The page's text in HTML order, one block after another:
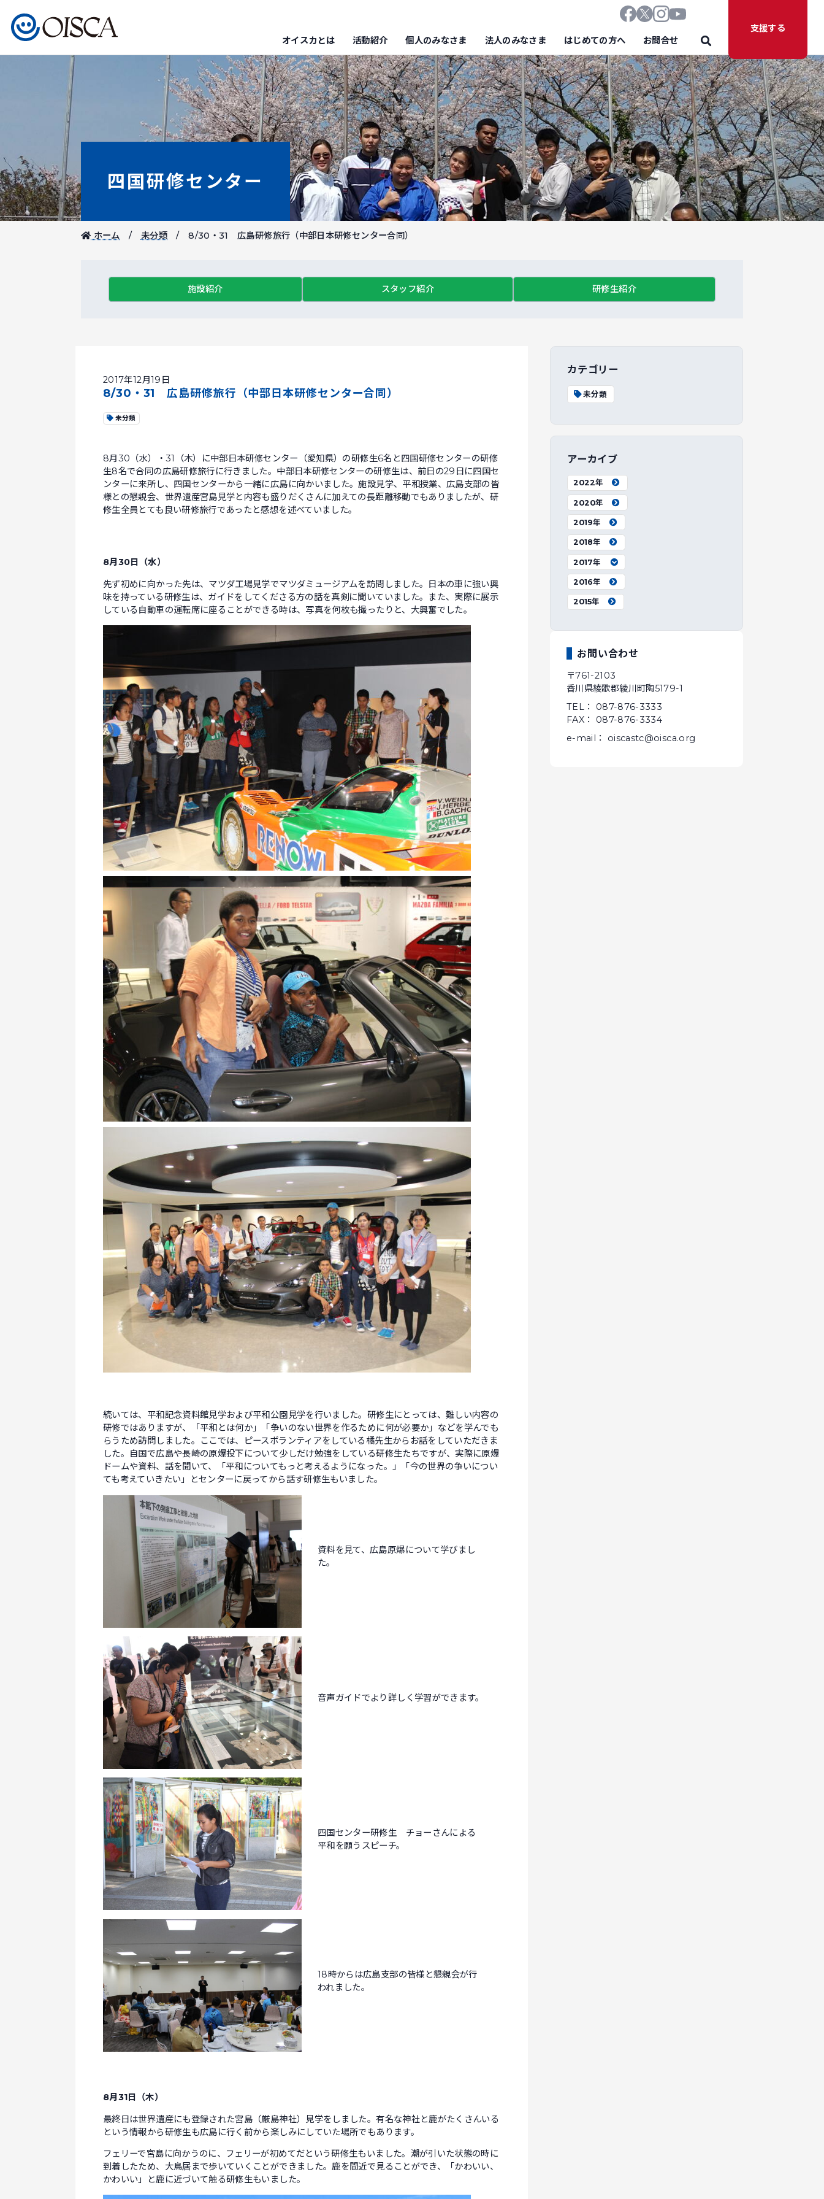
オイスカとは 活動紹介 個人のみなさま 法人のみなさま はじめての方へ お問合せ
支援する
四国研修センター
ホーム 未分類 8/30・31 広島研修旅行（中部日本研修センター合同）
施設紹介 スタッフ紹介 研修生紹介
2017年12月19日
8/30・31 広島研修旅行（中部日本研修センター合同）
未分類
8月30（水）・31（木）に中部日本研修センター（愛知県）の研修生6名と四国研修センターの研修
生8名で合同の広島研修旅行に行きました。中部日本研修センターの研修生は、前日の29日に四国セ
ンターに来所し、四国センターから一緒に広島に向かいました。施設見学、平和授業、広島支部の皆
様との懇親会、世界遺産宮島見学と内容も盛りだくさんに加えての長距離移動でもありましたが、研
修生全員とても良い研修旅行であったと感想を述べていました。
8月30日（水）
先ず初めに向かった先は、マツダ工場見学でマツダミュージアムを訪問しました。日本の車に強い興
味を持っている研修生は、ガイドをしてくださる方の話を真剣に聞いていました。また、実際に展示
している自動車の運転席に座ることができる時は、写真を何枚も撮ったりと、大興奮でした。
続いては、平和記念資料館見学および平和公園見学を行いました。研修生にとっては、難しい内容の
研修ではありますが、「平和とは何か」「争いのない世界を作るために何が必要か」などを学んでも
らうため訪問しました。ここでは、ピースボランティアをしている橘先生からお話をしていただきま
した。自国で広島や長崎の原爆投下について少しだけ勉強をしている研修生たちですが、実際に原爆
ドームや資料、話を聞いて、「平和についてもっと考えるようになった。」「今の世界の争いについ
ても考えていきたい」とセンターに戻ってから話す研修生もいました。
資料を見て、広島原爆について学びまし
た。
音声ガイドでより詳しく学習ができます。
四国センター研修生 チョーさんによる
平和を願うスピーチ。
18時からは広島支部の皆様と懇親会が行
われました。
8月31日（木）
最終日は世界遺産にも登録された宮島（厳島神社）見学をしました。有名な神社と鹿がたくさんいる
という情報から研修生も広島に行く前から楽しみにしていた場所でもあります。
フェリーで宮島に向かうのに、フェリーが初めてだという研修生もいました。潮が引いた状態の時に
到着したため、大鳥居まで歩いていくことができました。鹿を間近で見ることができ、「かわいい、
かわいい」と鹿に近づいて触る研修生もいました。
カテゴリー
未分類
アーカイブ
2022年
2020年
2019年
2018年
2017年
2016年
2015年
お問い合わせ
〒761-2103
香川県綾歌郡綾川町陶5179-1
TEL： 087-876-3333
FAX： 087-876-3334
e-mail： oiscastc@oisca.org